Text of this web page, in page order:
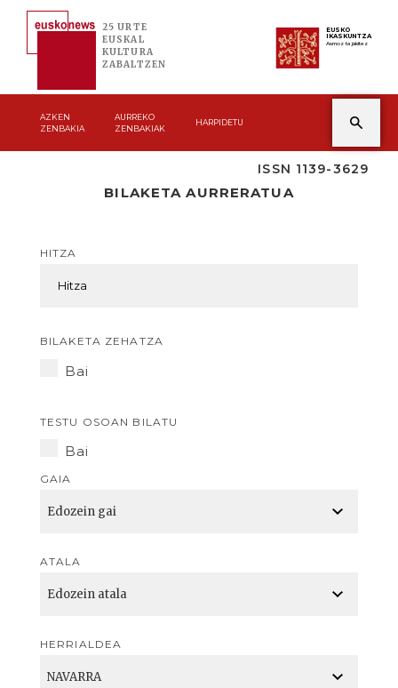
25 URTE
EUSKAL
KULTURA
ZABALTZEN
EUSKO
IKASKUNTZA
Asmoz ta jakitez
AZKEN
ZENBAKIA
AURREKO
ZENBAKIAK
HARPIDETU
ISSN 1139-3629
BILAKETA AURRERATUA
HITZA
BILAKETA ZEHATZA
Bai
TESTU OSOAN BILATU
Bai
GAIA
ATALA
HERRIALDEA